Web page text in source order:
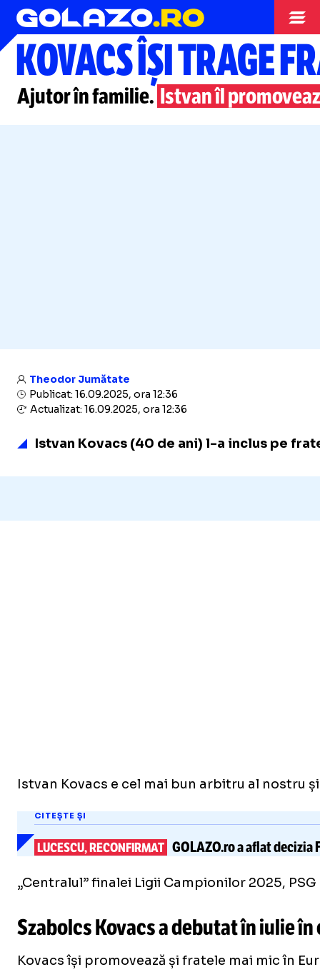
Liga Campionilor
KOVACS ÎȘI TRAGE
Ajutor în familie. Istvan îl
Theodor Jumătate
Publicat: 16.09.2025, ora 12:36
Actualizat: 16.09.2025, ora 12:36
Istvan Kovacs (40 de ani) l-a inclus pe
Istvan Kovacs e cel mai bun arbitru al nostru
CITEȘTE ȘI
LUCESCU, RECONFIRMAT GOLAZO.roa aflatdecizia
„Centralul” finalei Ligii Campionilor 2025,
Szabolcs Kovacs a debutat în iulie
Kovacs își promovează și fratele mai mic în